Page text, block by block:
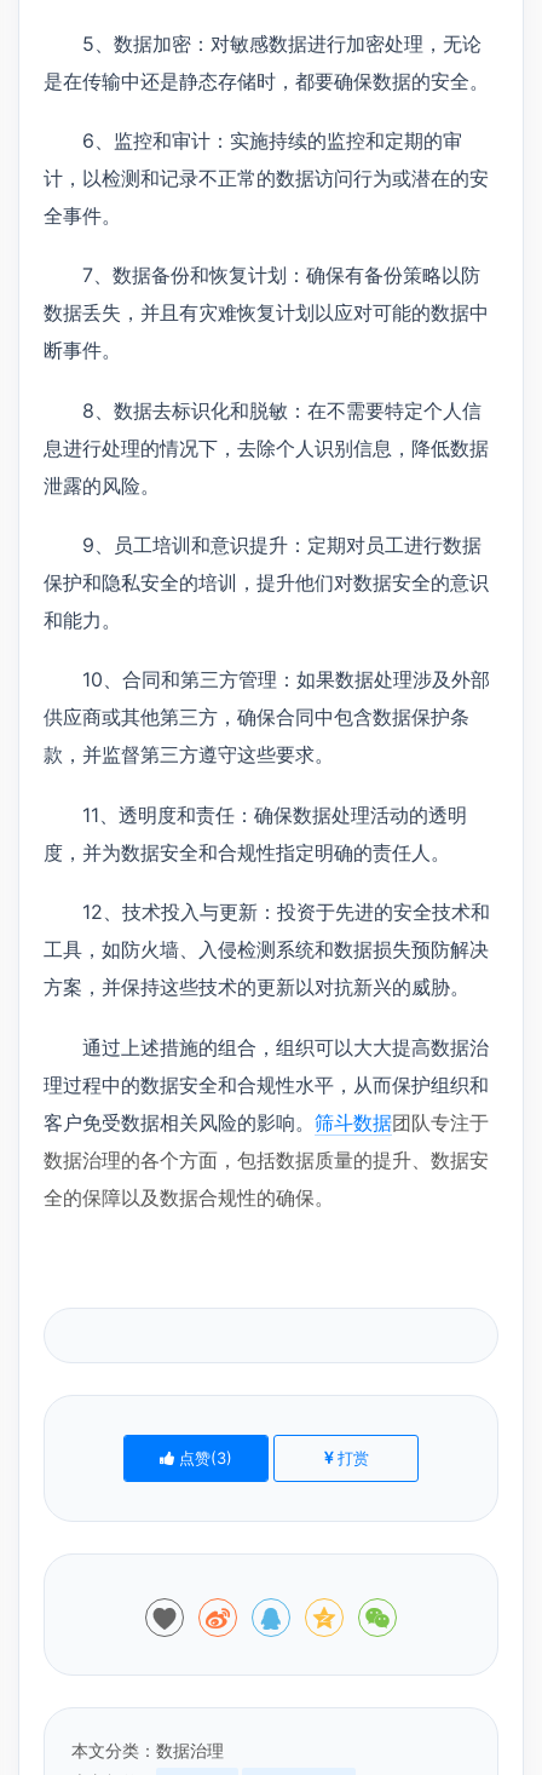
5、数据加密：对敏感数据进行加密处理，无论
是在传输中还是静态存储时，都要确保数据的安全。
6、监控和审计：实施持续的监控和定期的审
计，以检测和记录不正常的数据访问行为或潜在的安
全事件。
7、数据备份和恢复计划：确保有备份策略以防
数据丢失，并且有灾难恢复计划以应对可能的数据中
断事件。
8、数据去标识化和脱敏：在不需要特定个人信
息进行处理的情况下，去除个人识别信息，降低数据
泄露的风险。
9、员工培训和意识提升：定期对员工进行数据
保护和隐私安全的培训，提升他们对数据安全的意识
和能力。
10、合同和第三方管理：如果数据处理涉及外部
供应商或其他第三方，确保合同中包含数据保护条
款，并监督第三方遵守这些要求。
11、透明度和责任：确保数据处理活动的透明
度，并为数据安全和合规性指定明确的责任人。
12、技术投入与更新：投资于先进的安全技术和
工具，如防火墙、入侵检测系统和数据损失预防解决
方案，并保持这些技术的更新以对抗新兴的威胁。
通过上述措施的组合，组织可以大大提高数据治
理过程中的数据安全和合规性水平，从而保护组织和
客户免受数据相关风险的影响。 筛斗数据团队专注于
数据治理的各个方面，包括数据质量的提升、数据安
全的保障以及数据合规性的确保。
点赞(3) 打赏
本文分类： 数据治理